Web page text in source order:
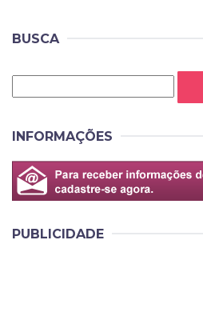
BUSCA
INFORMAÇÕES
PUBLICIDADE